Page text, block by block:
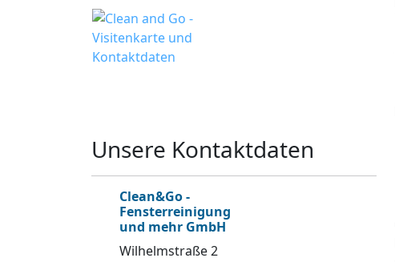
Unsere Kontaktdaten
Clean&Go -
Fensterreinigung
und mehr GmbH
Wilhelmstraße 2